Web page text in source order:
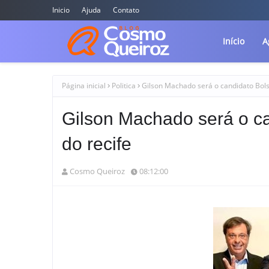
Inicio Ajuda Contato
Início
Página inicial Politica Gilson Machado será o candidato
Gilson Machado será o
do recife
Cosmo Queiroz 08:12:00